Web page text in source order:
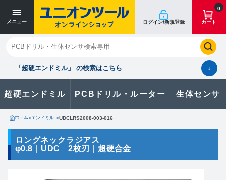
メニュー ログイン/新規登録
0
カート
「超硬エンドミル」 の検索はこちら ↓
超硬エンドミル PCBドリル・ルーター 生体センサ
閉じる
お気に入り クイックオーダー 購入履歴
製品に関するお問い合わせはこちら
お問い合わせ
カタログ一覧
ホーム>エンドミル >UDCLRS2008-003-016
ロングネックラジアス
φ0.8
UDC 2枚刃 超硬合金
寸法単位 [mm]
寸法単位 [mm]